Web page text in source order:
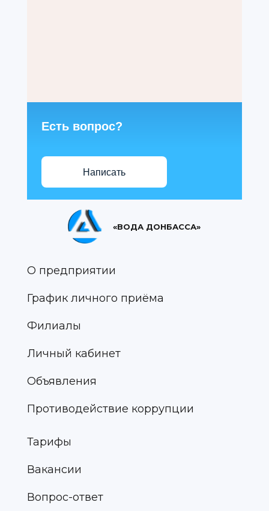
Есть вопрос?
Написать
«ВОДА ДОНБАССА»
О предприятии
График личного приёма
Филиалы
Личный кабинет
Объявления
Противодействие коррупции
Тарифы
Вакансии
Вопрос-ответ